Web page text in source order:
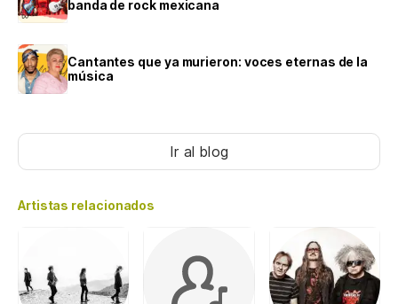
banda de rock mexicana
Cantantes que ya murieron: voces eternas de la
música
Ir al blog
Artistas relacionados